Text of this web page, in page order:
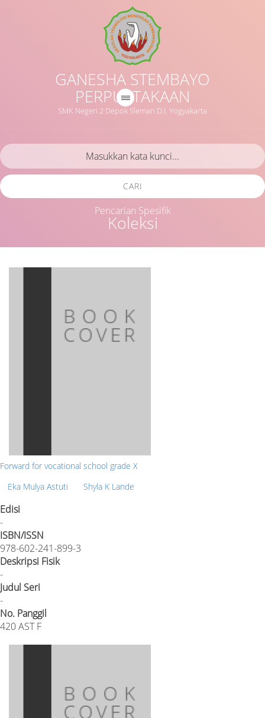
GANESHA STEMBAYO
PERPUSTAKAAN
SMK Negeri 2 Depok Sleman D.I. Yogyakarta
Koleksi
CARI
Pencarian Spesifik
Forward for vocational school grade X
Eka Mulya Astuti
Shyla K Lande
Edisi
-
ISBN/ISSN
978-602-241-899-3
Deskripsi Fisik
-
Judul Seri
-
No. Panggil
420 AST F